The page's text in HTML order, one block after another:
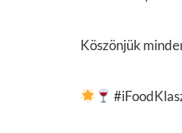
Köszönjük